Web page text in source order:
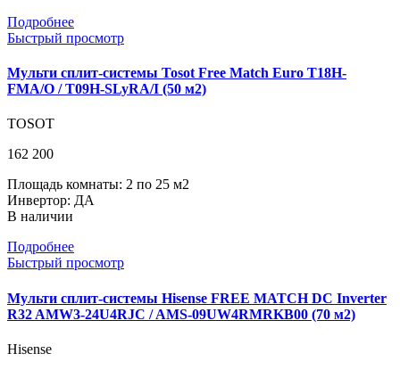
Подробнее
Быстрый просмотр
Мульти сплит-системы Tosot Free Match Euro T18H-
FMA/O / T09H-SLyRA/I (50 м2)
TOSOT
162 200
Площадь комнаты: 2 по 25 м2
Инвертор: ДА
В наличии
Подробнее
Быстрый просмотр
Мульти сплит-системы Hisense FREE MATCH DC Inverter
R32 AMW3-24U4RJC / AMS-09UW4RMRKB00 (70 м2)
Hisense